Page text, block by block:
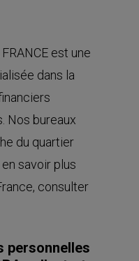
est une
dans la
Nos bureaux
du quartier
savoir plus
consulter
personnelles